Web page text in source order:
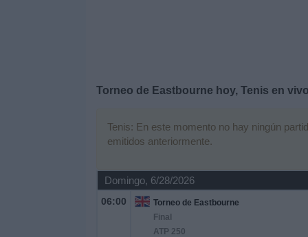
Torneo de Eastbourne hoy, Tenis en vivo
Tenis: En este momento no hay ningún
emitidos anteriormente.
Domingo, 6/28/2026
06:00
Torneo de Eastbourne
Final
ATP 250